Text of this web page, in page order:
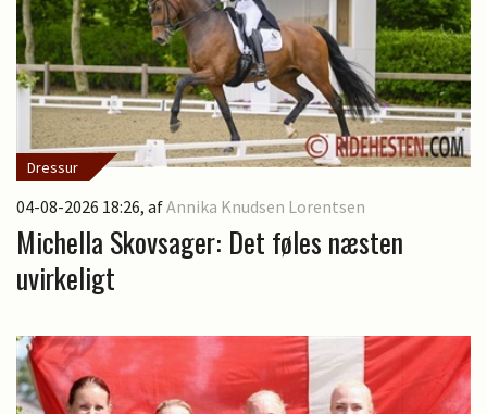
Dressur
04-08-2026 18:26, afAnnika Knudsen Lorentsen
Michella Skovsager: Det føles næsten
uvirkeligt